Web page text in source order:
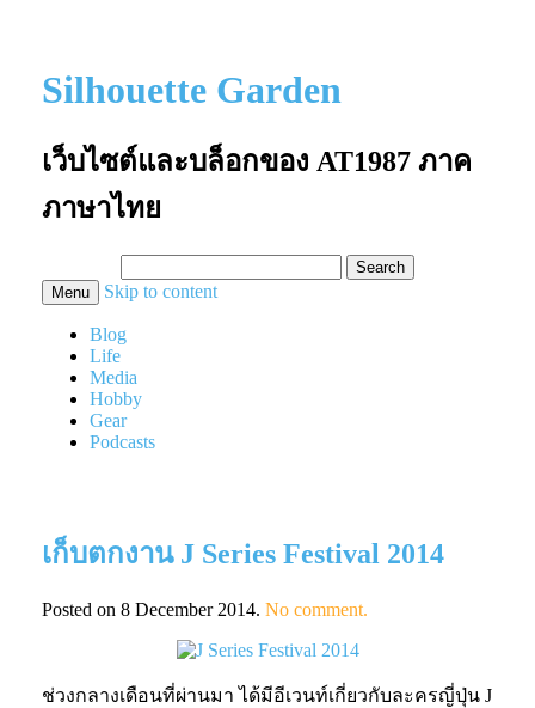
Silhouette Garden
เว็บไซต์และบล็อกของ AT1987 ภาค
ภาษาไทย
for:
Menu Skip to content
Blog
Life
Media
Hobby
Gear
Podcasts
เก็บตกงาน J Series Festival 2014
Posted on8 December 2014.No comment.
ช่วงกลางเดือนที่ผ่านมา ได้มีอีเวนท์เกี่ยวกับละครญี่ปุ่น J